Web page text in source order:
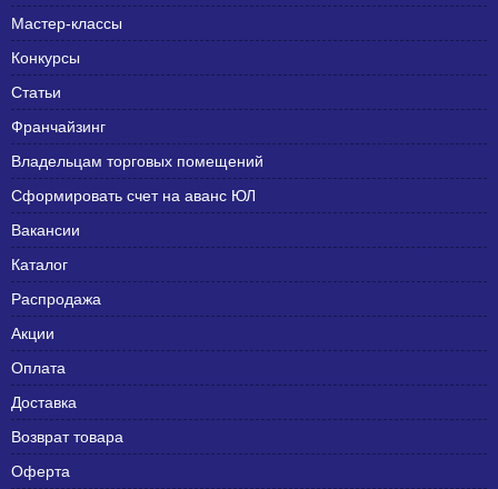
Мастер-классы
Конкурсы
Статьи
Франчайзинг
Владельцам торговых помещений
Сформировать счет на аванс ЮЛ
Вакансии
Каталог
Распродажа
Акции
Оплата
Доставка
Возврат товара
Оферта